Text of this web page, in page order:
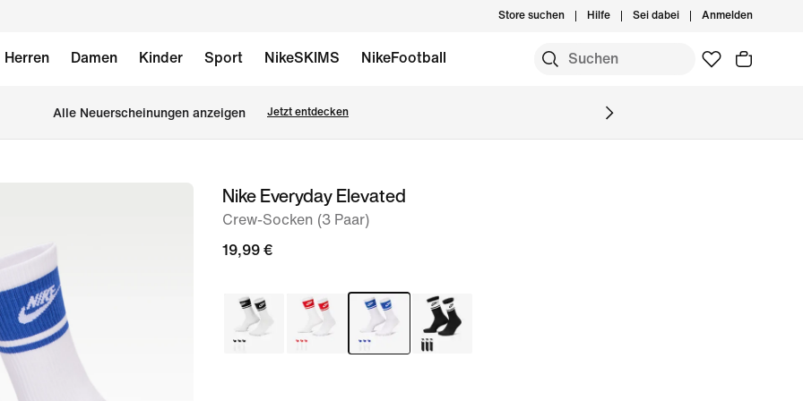
Store suchen Hilfe Sei dabei Anmelden
Herren Damen Kinder Sport NikeSKIMS NikeFootball
Alle Neuerscheinungen anzeigen Jetzt entdecken
Bild 1Nike Everyday Elevated
Crew-Socken (3 Paar)
19,99 €